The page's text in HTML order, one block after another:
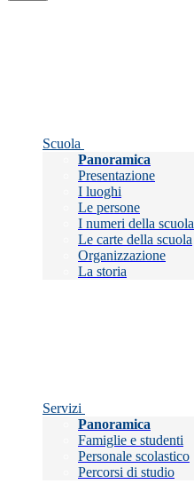
Scuola
Panoramica
Presentazione
I luoghi
Le persone
I numeri della scuola
Le carte della scuola
Organizzazione
La storia
Servizi
Panoramica
Famiglie e studenti
Personale scolastico
Percorsi di studio